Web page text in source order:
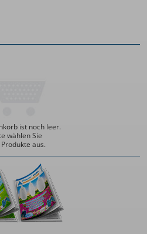
ist noch leer.
wählen Sie
aus.